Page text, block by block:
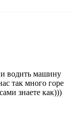
и водить машину
так много горе
знаете как)))